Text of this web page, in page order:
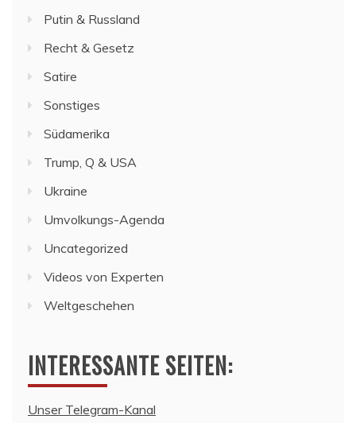
Putin & Russland
Recht & Gesetz
Satire
Sonstiges
Südamerika
Trump, Q & USA
Ukraine
Umvolkungs-Agenda
Uncategorized
Videos von Experten
Weltgeschehen
INTERESSANTE SEITEN:
Unser Telegram-Kanal